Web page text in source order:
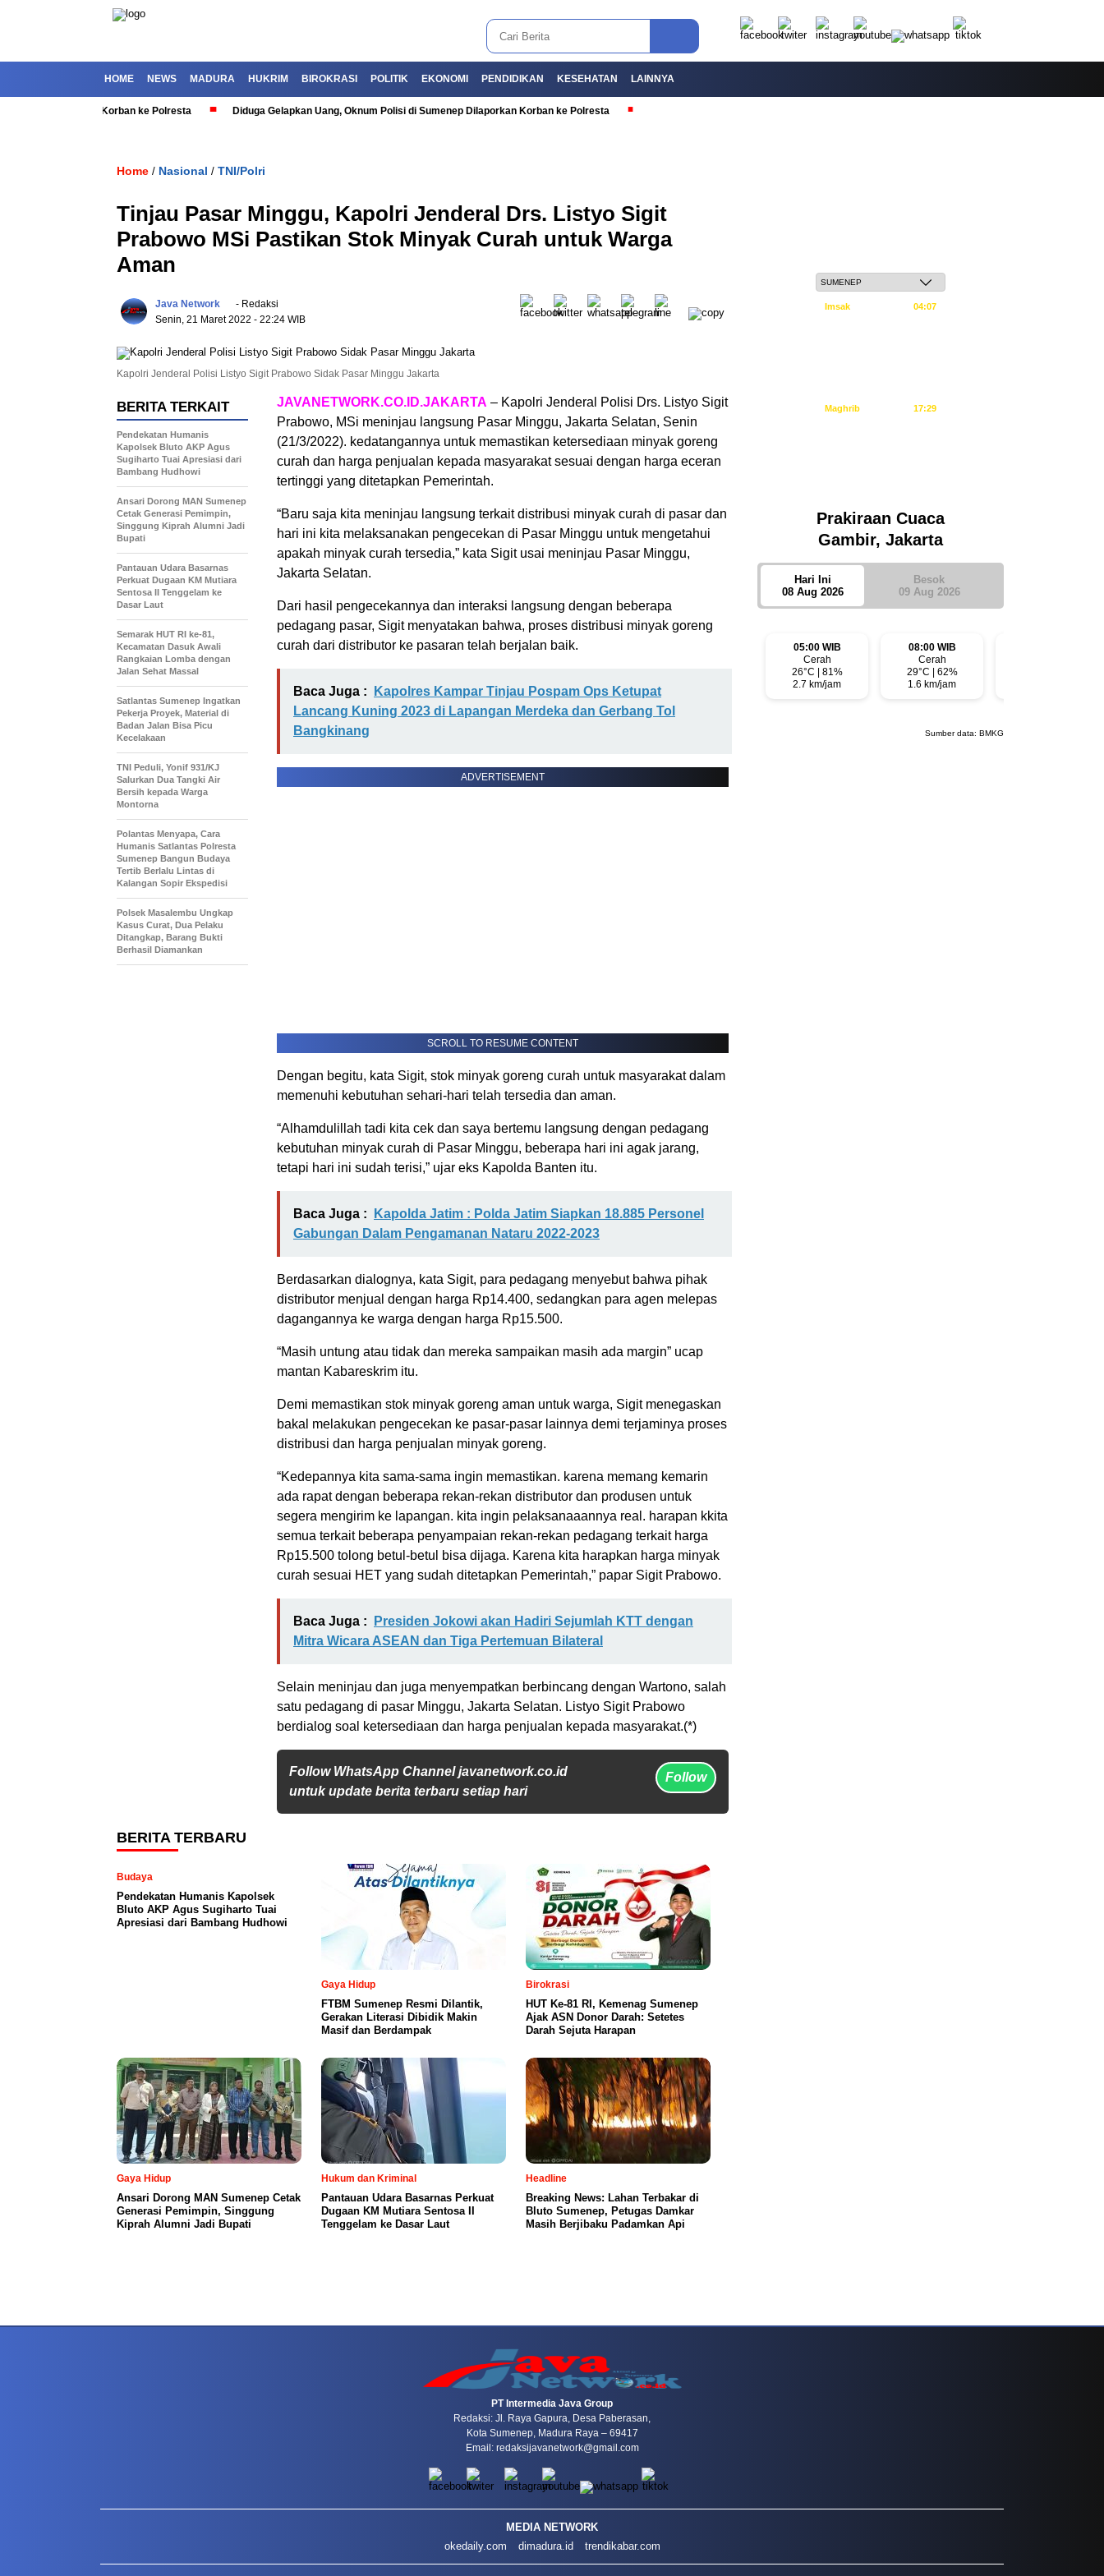
HOME NEWS MADURA HUKRIM BIROKRASI POLITIK EKONOMI PENDIDIKAN KESEHATAN LAINNYA
Dilaporkan Korban ke Polresta Diduga Gelapkan Uang, Oknum Polisi di Sumenep Dilaporkan Korban ke Polresta
Home / Nasional / TNI/Polri
Tinjau Pasar Minggu, Kapolri Jenderal Drs. Listyo Sigit
Prabowo MSi Pastikan Stok Minyak Curah untuk Warga
Aman
Java Network
- Redaksi
Senin, 21 Maret 2022 - 22:24 WIB
Kapolri Jenderal Polisi Listyo Sigit Prabowo Sidak Pasar Minggu Jakarta
JAVANETWORK.CO.ID.JAKARTA – Kapolri Jenderal Polisi Drs. Listyo Sigit
Prabowo, MSi meninjau langsung Pasar Minggu, Jakarta Selatan, Senin
(21/3/2022). kedatangannya untuk memastikan ketersediaan minyak goreng
curah dan harga penjualan kepada masyarakat sesuai dengan harga eceran
tertinggi yang ditetapkan Pemerintah.
“Baru saja kita meninjau langsung terkait distribusi minyak curah di pasar dan
hari ini kita melaksanakan pengecekan di Pasar Minggu untuk mengetahui
apakah minyak curah tersedia,” kata Sigit usai meninjau Pasar Minggu,
Jakarta Selatan.
Dari hasil pengecekannya dan interaksi langsung dengan beberapa
pedagang pasar, Sigit menyatakan bahwa, proses distribusi minyak goreng
curah dari distributor ke pasaran telah berjalan baik.
Baca Juga :
Kapolres Kampar Tinjau Pospam Ops Ketupat
Lancang Kuning 2023 di Lapangan Merdeka dan Gerbang Tol
Bangkinang
ADVERTISEMENT
SCROLL TO RESUME CONTENT
Dengan begitu, kata Sigit, stok minyak goreng curah untuk masyarakat dalam
memenuhi kebutuhan sehari-hari telah tersedia dan aman.
“Alhamdulillah tadi kita cek dan saya bertemu langsung dengan pedagang
kebutuhan minyak curah di Pasar Minggu, beberapa hari ini agak jarang,
tetapi hari ini sudah terisi,” ujar eks Kapolda Banten itu.
Baca Juga :
Kapolda Jatim : Polda Jatim Siapkan 18.885 Personel
Gabungan Dalam Pengamanan Nataru 2022-2023
Berdasarkan dialognya, kata Sigit, para pedagang menyebut bahwa pihak
distributor menjual dengan harga Rp14.400, sedangkan para agen melepas
dagangannya ke warga dengan harga Rp15.500.
“Masih untung atau tidak dan mereka sampaikan masih ada margin” ucap
mantan Kabareskrim itu.
Demi memastikan stok minyak goreng aman untuk warga, Sigit menegaskan
bakal melakukan pengecekan ke pasar-pasar lainnya demi terjaminya proses
distribusi dan harga penjualan minyak goreng.
“Kedepannya kita sama-sama ingin memastikan. karena memang kemarin
ada rapat dengan beberapa rekan-rekan distributor dan produsen untuk
segera mengirim ke lapangan. kita ingin pelaksanaaannya real. harapan kkita
semua terkait beberapa penyampaian rekan-rekan pedagang terkait harga
Rp15.500 tolong betul-betul bisa dijaga. Karena kita harapkan harga minyak
curah sesuai HET yang sudah ditetapkan Pemerintah,” papar Sigit Prabowo.
Baca Juga :
Presiden Jokowi akan Hadiri Sejumlah KTT dengan
Mitra Wicara ASEAN dan Tiga Pertemuan Bilateral
Selain meninjau dan juga menyempatkan berbincang dengan Wartono, salah
satu pedagang di pasar Minggu, Jakarta Selatan. Listyo Sigit Prabowo
berdialog soal ketersediaan dan harga penjualan kepada masyarakat.(*)
Follow WhatsApp Channel javanetwork.co.id
untuk update berita terbaru setiap hari
Follow
BERITA TERKAIT
Pendekatan Humanis
Kapolsek Bluto AKP Agus
Sugiharto Tuai Apresiasi dari
Bambang Hudhowi
Ansari Dorong MAN Sumenep
Cetak Generasi Pemimpin,
Singgung Kiprah Alumni Jadi
Bupati
Pantauan Udara Basarnas
Perkuat Dugaan KM Mutiara
Sentosa II Tenggelam ke
Dasar Laut
Semarak HUT RI ke-81,
Kecamatan Dasuk Awali
Rangkaian Lomba dengan
Jalan Sehat Massal
Satlantas Sumenep Ingatkan
Pekerja Proyek, Material di
Badan Jalan Bisa Picu
Kecelakaan
TNI Peduli, Yonif 931/KJ
Salurkan Dua Tangki Air
Bersih kepada Warga
Montorna
Polantas Menyapa, Cara
Humanis Satlantas Polresta
Sumenep Bangun Budaya
Tertib Berlalu Lintas di
Kalangan Sopir Ekspedisi
Polsek Masalembu Ungkap
Kasus Curat, Dua Pelaku
Ditangkap, Barang Bukti
Berhasil Diamankan
BERITA TERBARU
Budaya
Pendekatan Humanis Kapolsek
Bluto AKP Agus Sugiharto Tuai
Apresiasi dari Bambang Hudhowi
Gaya Hidup
FTBM Sumenep Resmi Dilantik,
Gerakan Literasi Dibidik Makin
Masif dan Berdampak
Birokrasi
HUT Ke-81 RI, Kemenag Sumenep
Ajak ASN Donor Darah: Setetes
Darah Sejuta Harapan
Gaya Hidup
Ansari Dorong MAN Sumenep Cetak
Generasi Pemimpin, Singgung
Kiprah Alumni Jadi Bupati
Hukum dan Kriminal
Pantauan Udara Basarnas Perkuat
Dugaan KM Mutiara Sentosa II
Tenggelam ke Dasar Laut
Headline
Breaking News: Lahan Terbakar di
Bluto Sumenep, Petugas Damkar
Masih Berjibaku Padamkan Api
Imsak 04:07
Maghrib 17:29
Prakiraan Cuaca
Gambir, Jakarta
Hari Ini
08 Aug 2026
Besok
09 Aug 2026
05:00 WIB
Cerah
26°C | 81%
2.7 km/jam
08:00 WIB
Cerah
29°C | 62%
1.6 km/jam
Sumber data: BMKG
PT Intermedia Java Group
Redaksi: Jl. Raya Gapura, Desa Paberasan,
Kota Sumenep, Madura Raya – 69417
Email: redaksijavanetwork@gmail.com
MEDIA NETWORK
okedaily.com
dimadura.id trendikabar.com